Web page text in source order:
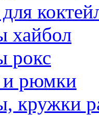
хайбол
рокс
и рюмки
кружки